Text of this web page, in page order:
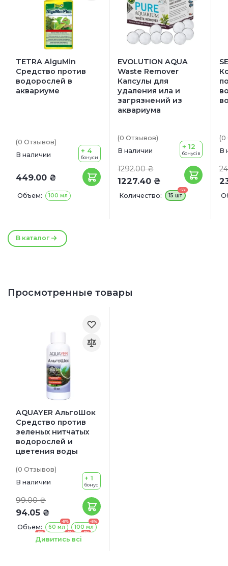
В каталог
TETRA AlguMin
Средство против
водорослей в
аквариуме
(0 Отзывов)
В наличии
449.00 ₴
+ 4
бонуси
Объем:
100 мл
EVOLUTION AQUA
Waste Remover
Капсулы для
удаления ила и
загрязнений из
аквариума
(0 Отзывов)
В наличии
1292.00 ₴
1227.40 ₴
+ 12
бонусів
Количество:
-5%
15 шт
(0
В
Просмотренные товары
AQUAYER АльгоШок
Средство против
зеленых нитчатых
водорослей и
цветения воды
(0 Отзывов)
В наличии
99.00 ₴
94.05 ₴
+ 1
бонус
Объем:
-5%
60 мл
-5%
100 мл
-5%
250 мл
-5%
500 мл
-5%
1 л
Дивитись всі